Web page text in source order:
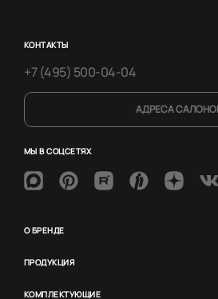
КОНТАКТЫ
+7 (495) 500-04-04
АДРЕСА
МЫ В СОЦСЕТЯХ
О БРЕНДЕ
ПРОДУКЦИЯ
КОМПЛЕКТУЮЩИЕ